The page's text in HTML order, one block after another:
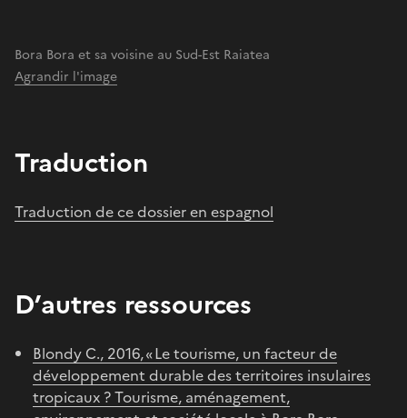
Bora Bora et sa voisine au Sud-Est Raiatea
Agrandir l'image
Traduction
Traduction de ce dossier en espagnol
D’autres ressources
Blondy C., 2016, « Le tourisme, un facteur de
développement durable des territoires insulaires
tropicaux ? Tourisme, aménagement,